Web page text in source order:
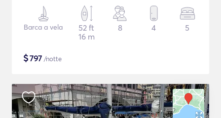
Barca a vela
52 ft
16 m
8 4 5
$797 /notte